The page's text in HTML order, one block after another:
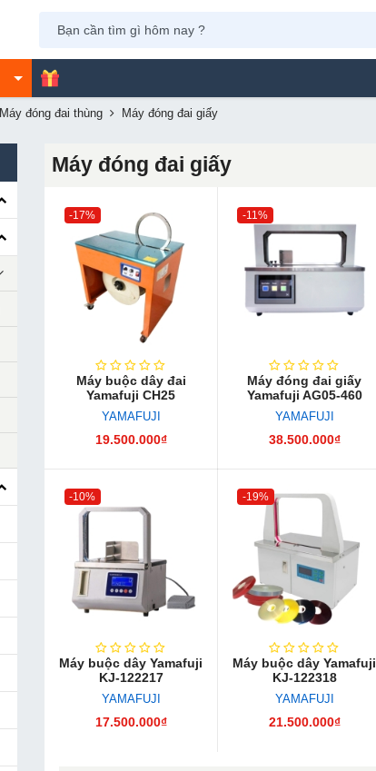
Máy đóng đai thùng Máy đóng đai giấy
Máy đóng đai giấy
-17%
Máy buộc dây đai
Yamafuji CH25
YAMAFUJI
19.500.000₫
-11%
Máy đóng đai giấy
Yamafuji AG05-460
YAMAFUJI
38.500.000₫
-10%
Máy buộc dây Yamafuji
KJ-122217
YAMAFUJI
17.500.000₫
-19%
Máy buộc dây Yamafuji
KJ-122318
YAMAFUJI
21.500.000₫